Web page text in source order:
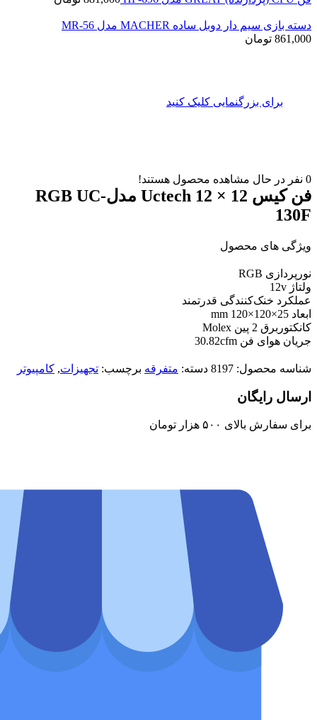
دسته بازی سیم دار دوبل ساده MACHER مدل MR-56
861,000 تومان
برای بزرگنمایی کلیک کنید
0 نفر در حال مشاهده محصول هستند!
فن کیس 12 × 12 Uctech مدلRGB UC-
130F
ویژگی های محصول
نورپردازی RGB
ولتاژ 12v
عملکرد خنک‌کنندگی قدرتمند
ابعاد 25×120×120 mm
کانکتوربرق 2 پین Molex
جریان هوای فن 30.82cfm
شناسه محصول: 8197 دسته: متفرقه برچسب: تجهیزات, کامپیوتر
ارسال رایگان
برای سفارش‌ بالای ۵۰۰ هزار تومان